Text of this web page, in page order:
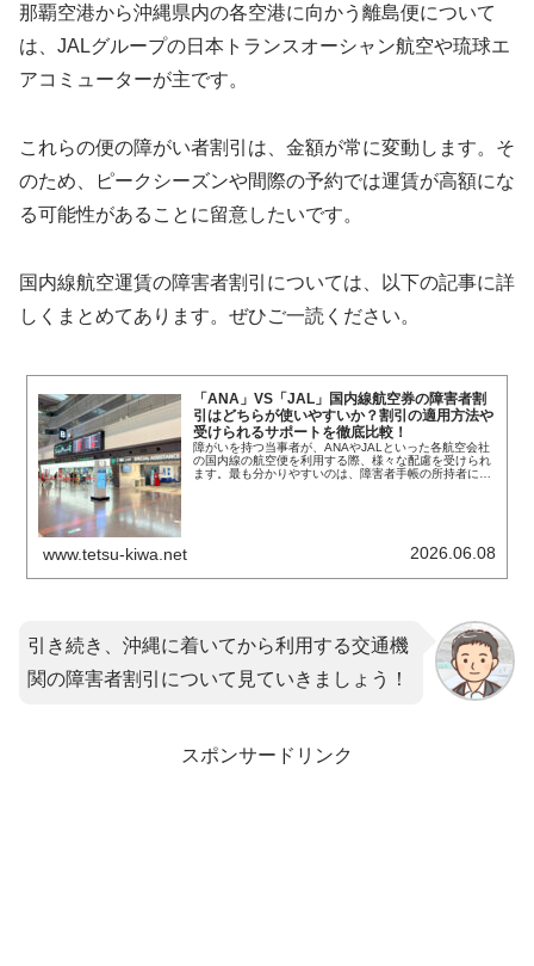
那覇空港から沖縄県内の各空港に向かう離島便について
は、JALグループの日本トランスオーシャン航空や琉球エ
アコミューターが主です。
これらの便の障がい者割引は、金額が常に変動します。そ
のため、ピークシーズンや間際の予約では運賃が高額にな
る可能性があることに留意したいです。
国内線航空運賃の障害者割引については、以下の記事に詳
しくまとめてあります。ぜひご一読ください。
「ANA」VS「JAL」国内線航空券の障害者割
引はどちらが使いやすいか？割引の適用方法や
受けられるサポートを徹底比較！
障がいを持つ当事者が、ANAやJALといった各航空会社
の国内線の航空便を利用する際、様々な配慮を受けられ
ます。最も分かりやすいのは、障害者手帳の所持者に対
www.tetsu-kiwa.net 2026.06.08
引き続き、沖縄に着いてから利用する交通機
関の障害者割引について見ていきましょう！
スポンサードリンク